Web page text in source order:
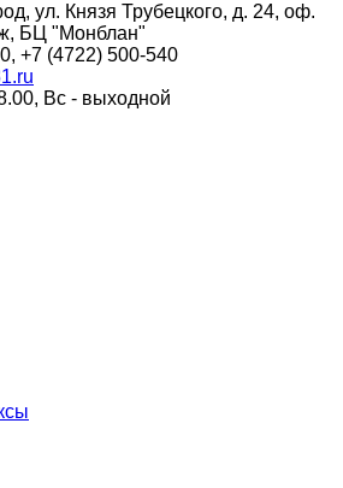
ул. Князя Трубецкого, д. 24, оф.
БЦ "Монблан"
+7 (4722) 500-540
Вс - выходной